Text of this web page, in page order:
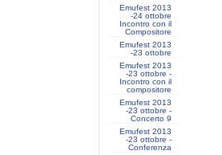
Emufest 2013
-24 ottobre
Incontro con il
Compositore
Emufest 2013
-23 ottobre
Emufest 2013
-23 ottobre -
Incontro con il
compositore
Emufest 2013
-23 ottobre -
Concerto 9
Emufest 2013
-23 ottobre -
Conferenza